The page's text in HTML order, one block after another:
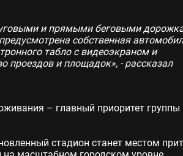
и прямыми беговыми
собственная
табло с видеоэкраном и
проездов и площадок», - рассказал
– главный приоритет группы
стадион станет местом